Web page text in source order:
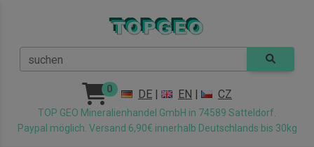
suchen
0 DE | EN | CZ
TOP GEO Mineralienhandel GmbH in 74589 Satteldorf.
Paypal möglich. Versand 6,90€ innerhalb Deutschlands bis 30kg